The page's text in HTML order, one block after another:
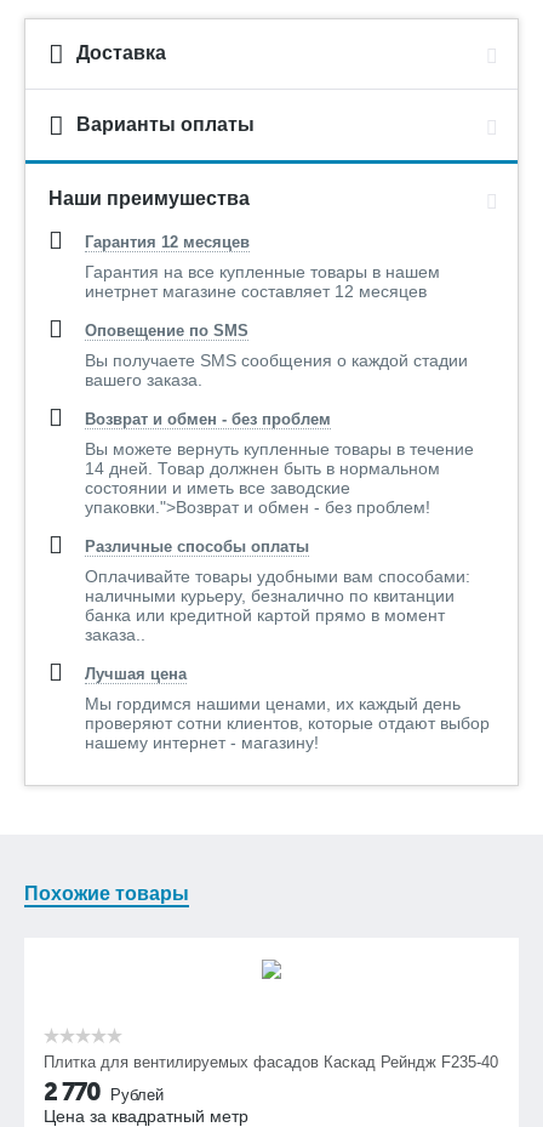
Доставка
Варианты оплаты
Наши преимушества
Гарантия 12 месяцев
Гарантия на все купленные товары в нашем
инетрнет магазине составляет 12 месяцев
Оповещение по SMS
Вы получаете SMS сообщения о каждой стадии
вашего заказа.
Возврат и обмен - без проблем
Вы можете вернуть купленные товары в течение
14 дней. Товар должнен быть в нормальном
состоянии и иметь все заводские
упаковки.">Возврат и обмен - без проблем!
Различные способы оплаты
Оплачивайте товары удобными вам способами:
наличными курьеру, безналично по квитанции
банка или кредитной картой прямо в момент
заказа..
Лучшая цена
Мы гордимся нашими ценами, их каждый день
проверяют сотни клиентов, которые отдают выбор
нашему интернет - магазину!
Похожие товары
Плитка для вентилируемых фасадов Каскад Рейндж F235-40
2 770 Рублей
Цена за квадратный метр